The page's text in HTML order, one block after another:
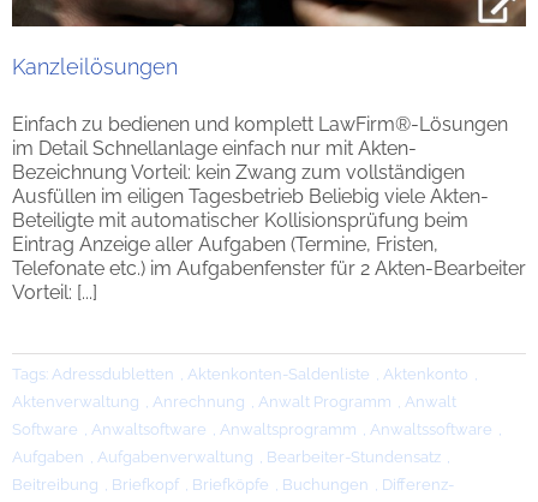
Kanzleilösungen
Einfach zu bedienen und komplett LawFirm®-Lösungen
im Detail Schnellanlage einfach nur mit Akten-
Bezeichnung Vorteil: kein Zwang zum vollständigen
Ausfüllen im eiligen Tagesbetrieb Beliebig viele Akten-
Beteiligte mit automatischer Kollisionsprüfung beim
Eintrag Anzeige aller Aufgaben (Termine, Fristen,
Telefonate etc.) im Aufgabenfenster für 2 Akten-Bearbeiter
Vorteil: [...]
Tags: Adressdubletten , Aktenkonten-Saldenliste , Aktenkonto ,
Aktenverwaltung , Anrechnung , Anwalt Programm , Anwalt
Software , Anwaltsoftware , Anwaltsprogramm , Anwaltssoftware ,
Aufgaben , Aufgabenverwaltung , Bearbeiter-Stundensatz ,
Beitreibung , Briefkopf , Briefköpfe , Buchungen , Differenz-